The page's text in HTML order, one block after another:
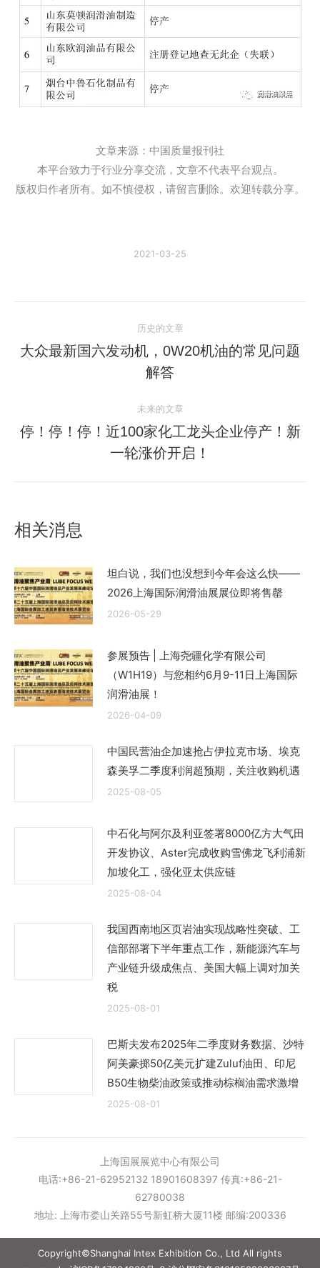
文章来源：中国质量报刊社
本平台致力于行业分享交流，文章不代表平台观点。
版权归作者所有。如不慎侵权，请留言删除。欢迎转载分享。
2021-03-25
章
历史的文章
史
章：
大众最新国六发动机，0W20机油的常见问题
解答
未来的文章
未
来
的
停！停！停！近100家化工龙头企业停产！新
一轮涨价开启！
相关消息
坦白说，我们也没想到今年会这么快——
2026上海国际润滑油展展位即将售罄
2026-05-29
参展预告 | 上海尧疆化学有限公司
（W1H19）与您相约6月9-11日上海国际
润滑油展！
2026-04-09
中国民营油企加速抢占伊拉克市场、埃克
森美孚二季度利润超预期，关注收购机遇
2025-08-05
中石化与阿尔及利亚签署8000亿方大气田
开发协议、Aster完成收购雪佛龙飞利浦新
加坡化工，强化亚太供应链
2025-08-04
我国西南地区页岩油实现战略性突破、工
信部部署下半年重点工作，新能源汽车与
产业链升级成焦点、美国大幅上调对加关
税
2025-08-01
巴斯夫发布2025年二季度财务数据、沙特
阿美豪掷50亿美元扩建Zuluf油田、印尼
B50生物柴油政策或推动棕榈油需求激增
2025-08-01
上海国展展览中心有限公司
电话:+86-21-62952132 18901608397 传真:+86-21-
62780038
地址: 上海市娄山关路55号新虹桥大厦11楼 邮编:200336
Copyright©Shanghai Intex Exhibition Co., Ltd All rights